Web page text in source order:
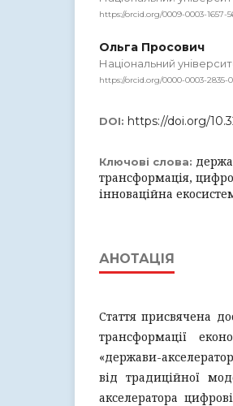
https://orcid.org/0009-0003-1657-
Ольга Просович
Національний
https://orcid.org/0000-0003-2835-
DOI: https://doi.org/
Ключові слова:
трансформація,
інноваційна
АНОТАЦІЯ
Стаття присвячена
трансформації
«держави-
від традиційної
акселератора